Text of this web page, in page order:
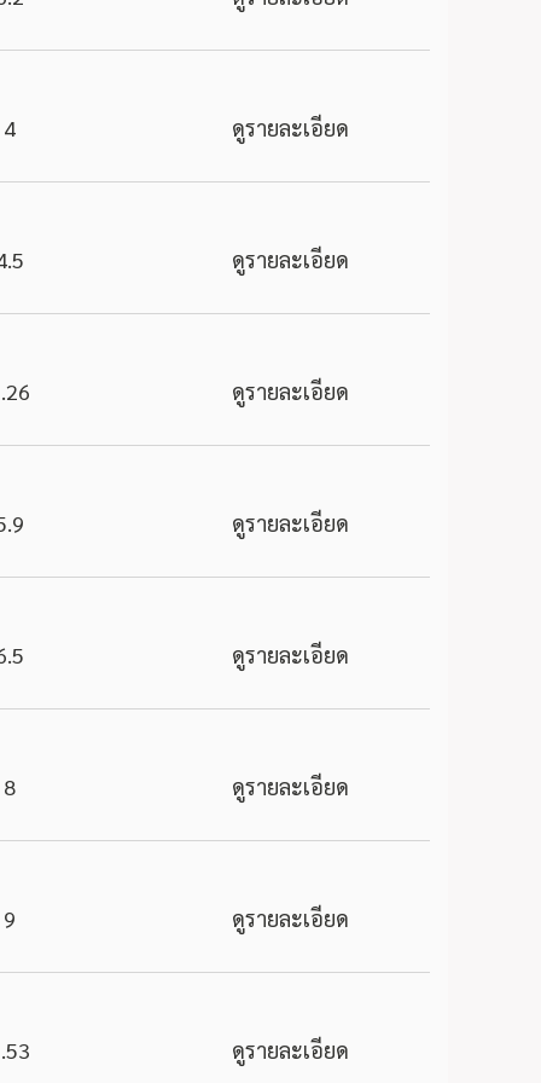
4 ดูรายละเอียด
ดูรายละเอียด
ดูรายละเอียด
ดูรายละเอียด
ดูรายละเอียด
8 ดูรายละเอียด
9 ดูรายละเอียด
ดูรายละเอียด